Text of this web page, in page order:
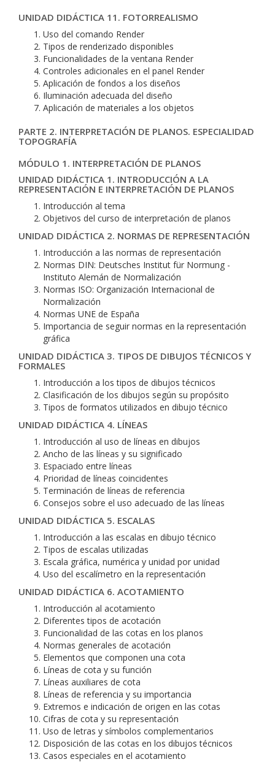
UNIDAD DIDÁCTICA 11. FOTORREALISMO
Uso del comando Render
Tipos de renderizado disponibles
Funcionalidades de la ventana Render
Controles adicionales en el panel Render
Aplicación de fondos a los diseños
Iluminación adecuada del diseño
Aplicación de materiales a los objetos
PARTE 2. INTERPRETACIÓN DE PLANOS. ESPECIALIDAD
TOPOGRAFÍA
MÓDULO 1. INTERPRETACIÓN DE PLANOS
UNIDAD DIDÁCTICA 1. INTRODUCCIÓN A LA
REPRESENTACIÓN E INTERPRETACIÓN DE PLANOS
Introducción al tema
Objetivos del curso de interpretación de planos
UNIDAD DIDÁCTICA 2. NORMAS DE REPRESENTACIÓN
Introducción a las normas de representación
Normas DIN: Deutsches Institut für Normung -
Instituto Alemán de Normalización
Normas ISO: Organización Internacional de
Normalización
Normas UNE de España
Importancia de seguir normas en la representación
gráfica
UNIDAD DIDÁCTICA 3. TIPOS DE DIBUJOS TÉCNICOS Y
FORMALES
Introducción a los tipos de dibujos técnicos
Clasificación de los dibujos según su propósito
Tipos de formatos utilizados en dibujo técnico
UNIDAD DIDÁCTICA 4. LÍNEAS
Introducción al uso de líneas en dibujos
Ancho de las líneas y su significado
Espaciado entre líneas
Prioridad de líneas coincidentes
Terminación de líneas de referencia
Consejos sobre el uso adecuado de las líneas
UNIDAD DIDÁCTICA 5. ESCALAS
Introducción a las escalas en dibujo técnico
Tipos de escalas utilizadas
Escala gráfica, numérica y unidad por unidad
Uso del escalímetro en la representación
UNIDAD DIDÁCTICA 6. ACOTAMIENTO
Introducción al acotamiento
Diferentes tipos de acotación
Funcionalidad de las cotas en los planos
Normas generales de acotación
Elementos que componen una cota
Líneas de cota y su función
Líneas auxiliares de cota
Líneas de referencia y su importancia
Extremos e indicación de origen en las cotas
Cifras de cota y su representación
Uso de letras y símbolos complementarios
Disposición de las cotas en los dibujos técnicos
Casos especiales en el acotamiento